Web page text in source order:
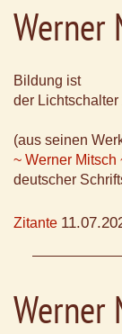
Werner
Bildung ist
der
(aus seinen
~ Werner Mitsch
deutscher
Zitante
Werner